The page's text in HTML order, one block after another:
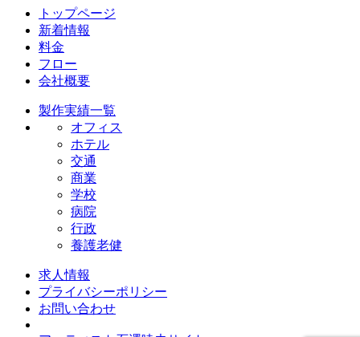
トップページ
新着情報
料金
フロー
会社概要
製作実績一覧
オフィス
ホテル
交通
商業
学校
病院
行政
養護老健
求人情報
プライバシーポリシー
お問い合わせ